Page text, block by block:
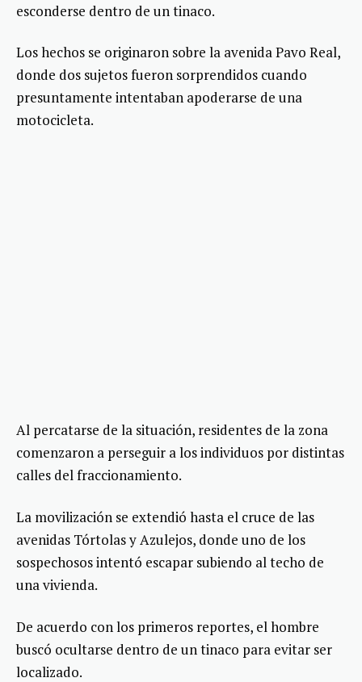
esconderse dentro de un tinaco.
Los hechos se originaron sobre la avenida Pavo Real,
donde dos sujetos fueron sorprendidos cuando
presuntamente intentaban apoderarse de una
motocicleta.
Al percatarse de la situación, residentes de la zona
comenzaron a perseguir a los individuos por distintas
calles del fraccionamiento.
La movilización se extendió hasta el cruce de las
avenidas Tórtolas y Azulejos, donde uno de los
sospechosos intentó escapar subiendo al techo de
una vivienda.
De acuerdo con los primeros reportes, el hombre
buscó ocultarse dentro de un tinaco para evitar ser
localizado.